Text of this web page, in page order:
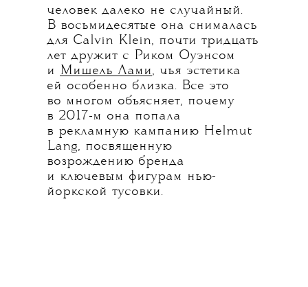
человек далеко не случайный.
В восьмидесятые она снималась
для Calvin Klein, почти тридцать
лет дружит с Риком Оуэнсом
и Мишель Лами, чья эстетика
ей особенно близка. Все это
во многом объясняет, почему
в 2017-м она попала
в рекламную кампанию Helmut
Lang, посвященную
возрождению бренда
и ключевым фигурам нью-
йоркской тусовки.